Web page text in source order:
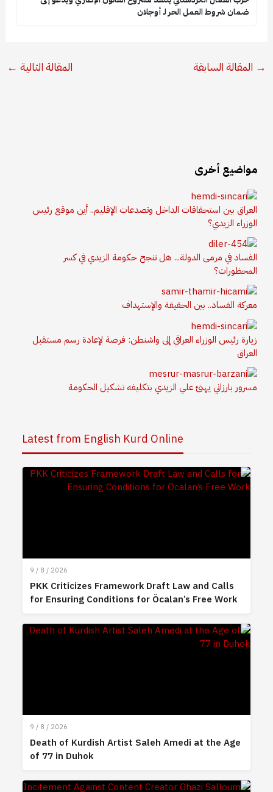
ضمان شروط العمل الحر لـ أوجلان
→ المقالة السابقة المقالة التالية ←
مواضيع أخرى
العراق بين استحقاقات الداخل وتصدعات الإقليم.. أين موقع رئيس
الوزراء الزيدي؟
الفساد في مرمى الدولة... هل تنجح حكومة الزيدي في كسر
المحظورات؟
معركة الفساد.. بين الحقيقة والإستهداف
زيارة رئيس الوزراء العراقي إلى واشنطن: فرصة لإعادة رسم مستقبل
العراق
مسرور بارزاني يهنئ علي الزيدي بتكليفه تشكيل الحكومة
Latest from English Kurd Online
9 / 8 / 2026
PKK Criticizes Framework Draft Law and Calls
for Ensuring Conditions for Öcalan’s Free Work
9 / 8 / 2026
Death of Kurdish Artist Saleh Amedi at the Age
of 77 in Duhok